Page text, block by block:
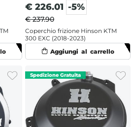
€ 226.01 -5%
€ 237.90
Coperchio frizione Hinson KTM
300 EXC (2018-2023)